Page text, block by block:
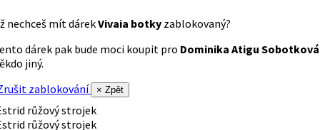
nechceš mít dárekVivaia botky zablokovaný?
dárek pak bude moci koupit pro Dominika Atigu Sobotková
jiný.
zablokování
× Zpět